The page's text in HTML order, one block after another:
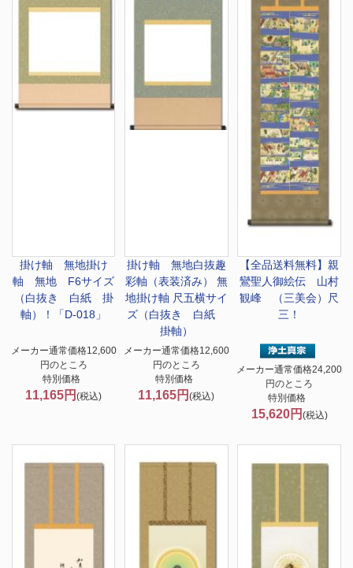
掛け軸 無地掛け
軸 無地 F6サイズ
（白抜き 白紙 掛
軸）！「D-018」
メーカー通常価格12,600
円のところ
特別価格
11,165円(税込)
掛け軸 無地白抜趣
彩軸（表装済み） 無
地掛け軸 尺五横サイ
ズ（白抜き 白紙
掛軸）
メーカー通常価格12,600
円のところ
特別価格
11,165円(税込)
【全品送料無料】親
鸞聖人御絵伝 山村
観峰 （三美会）尺
三！
メーカー通常価格24,200
円のところ
特別価格
15,620円 (税込)